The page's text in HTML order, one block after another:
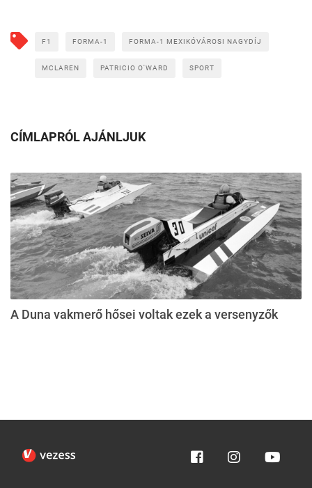
F1 FORMA-1 FORMA-1 MEXIKÓVÁROSI NAGYDÍJ
MCLAREN PATRICIO O'WARD SPORT
CÍMLAPRÓL AJÁNLJUK
A Duna vakmerő hősei voltak ezek a versenyzők